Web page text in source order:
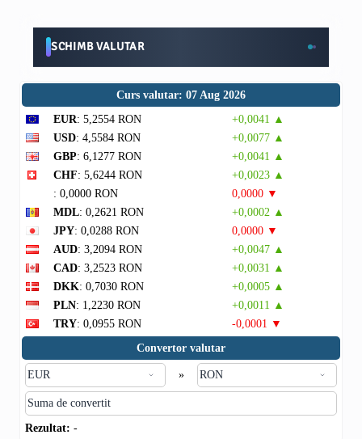
SCHIMB VALUTAR
Curs valutar: 07 Aug 2026
EUR: 5,2554 RON
+0,0041 ▲
USD: 4,5584 RON
+0,0077 ▲
GBP: 6,1277 RON
+0,0041 ▲
CHF: 5,6244 RON
+0,0023 ▲
: 0,0000 RON
0,0000 ▼
MDL: 0,2621 RON
+0,0002 ▲
JPY: 0,0288 RON
0,0000 ▼
AUD: 3,2094 RON
+0,0047 ▲
CAD: 3,2523 RON
+0,0031 ▲
DKK: 0,7030 RON
+0,0005 ▲
PLN: 1,2230 RON
+0,0011 ▲
TRY: 0,0955 RON
-0,0001 ▼
Convertor valutar
»
Rezultat: -